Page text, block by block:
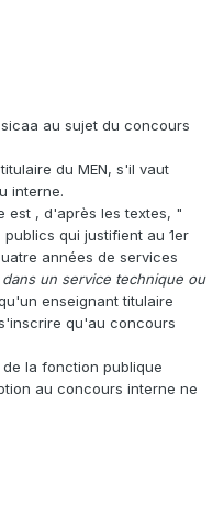
au sujet du concours
du MEN, s'il vaut
interne.
est , d'après les textes, "
qui justifient au 1er
années de services
un service technique ou
enseignant titulaire
qu'au concours
la fonction publique
au concours interne ne